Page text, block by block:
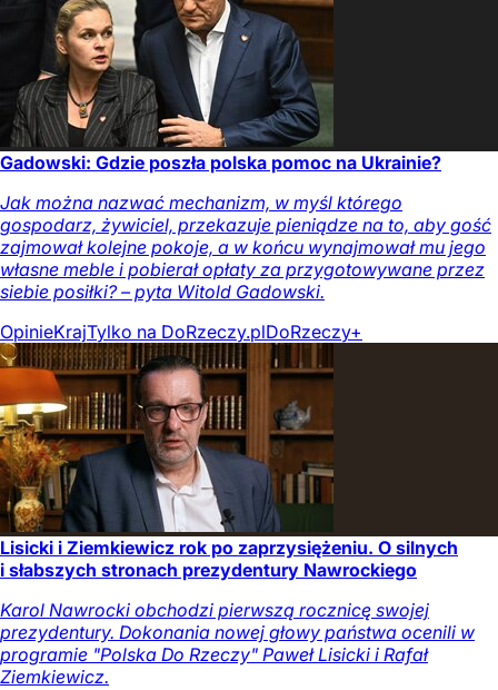
Gadowski: Gdzie poszła polska pomoc na Ukrainie?
Jak można nazwać mechanizm, w myśl którego
gospodarz, żywiciel, przekazuje pieniądze na to, aby gość
zajmował kolejne pokoje, a w końcu wynajmował mu jego
własne meble i pobierał opłaty za przygotowywane przez
siebie posiłki? – pyta Witold Gadowski.
OpinieKrajTylko na DoRzeczy.plDoRzeczy+
Lisicki i Ziemkiewicz rok po zaprzysiężeniu. O silnych
i słabszych stronach prezydentury Nawrockiego
Karol Nawrocki obchodzi pierwszą rocznicę swojej
prezydentury. Dokonania nowej głowy państwa ocenili w
programie "Polska Do Rzeczy" Paweł Lisicki i Rafał
Ziemkiewicz.